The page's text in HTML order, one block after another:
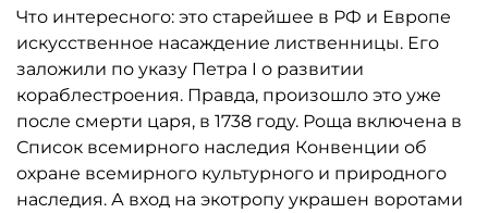
Что интересного: это старейшее в РФ и Европе
искусственное насаждение лиственницы. Его
заложили по указу Петра I о развитии
кораблестроения. Правда, произошло это уже
после смерти царя, в 1738 году. Роща включена в
Список всемирного наследия Конвенции об
охране всемирного культурного и природного
наследия. А вход на экотропу украшен воротами